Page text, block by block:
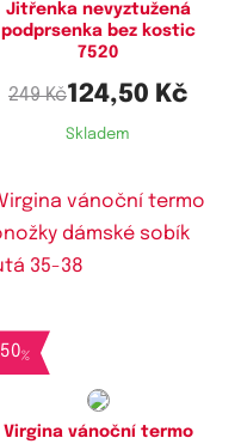
Jitřenka nevyztužená
podprsenka bez kostic
7520
249 Kč124,50 Kč
Skladem
50%
Virgina vánoční termo